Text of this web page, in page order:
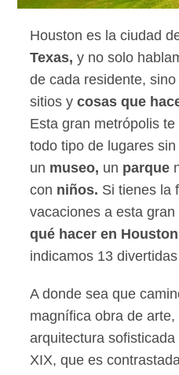
Houston es la ciudad
Texas,y no solo
de cada residente,
sitios ycosas que
Esta gran metrópolis
todo tipo de lugares
un museo, un parque
con niños. Si tienes la
vacaciones a esta
qué hacer en
indicamos 13
A donde sea que
magnífica obra de
arquitectura
XIX, que es